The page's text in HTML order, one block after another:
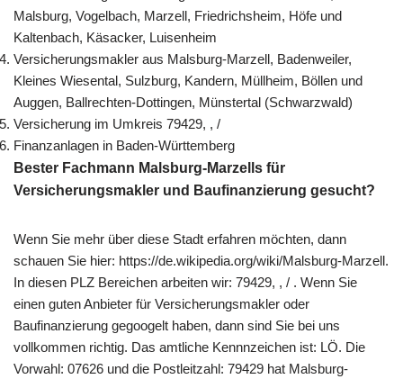
Malsburg, Vogelbach, Marzell, Friedrichsheim, Höfe und
Kaltenbach, Käsacker, Luisenheim
Versicherungsmakler aus Malsburg-Marzell, Badenweiler,
Kleines Wiesental, Sulzburg, Kandern, Müllheim, Böllen und
Auggen, Ballrechten-Dottingen, Münstertal (Schwarzwald)
Versicherung im Umkreis 79429, , /
Finanzanlagen in Baden-Württemberg
Bester Fachmann Malsburg-Marzells für
Versicherungsmakler und Baufinanzierung gesucht?
Wenn Sie mehr über diese Stadt erfahren möchten, dann
schauen Sie hier: https://de.wikipedia.org/wiki/Malsburg-Marzell.
In diesen PLZ Bereichen arbeiten wir: 79429, , / . Wenn Sie
einen guten Anbieter für Versicherungsmakler oder
Baufinanzierung gegoogelt haben, dann sind Sie bei uns
vollkommen richtig. Das amtliche Kennnzeichen ist: LÖ. Die
Vorwahl: 07626 und die Postleitzahl: 79429 hat Malsburg-